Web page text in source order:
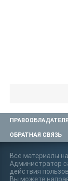
ОБРАТНАЯ СВЯЗЬ
Все материалы
Администратор
действия
Вы можете